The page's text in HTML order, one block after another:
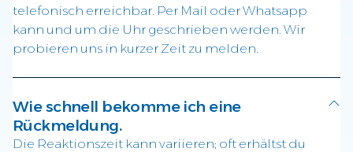
telefonisch erreichbar. Per Mail oder Whatsapp
kann und um die Uhr geschrieben werden. Wir
probieren uns in kurzer Zeit zu melden.
Wie schnell bekomme ich eine
Rückmeldung.
Die Reaktionszeit kann variieren; oft erhältst du